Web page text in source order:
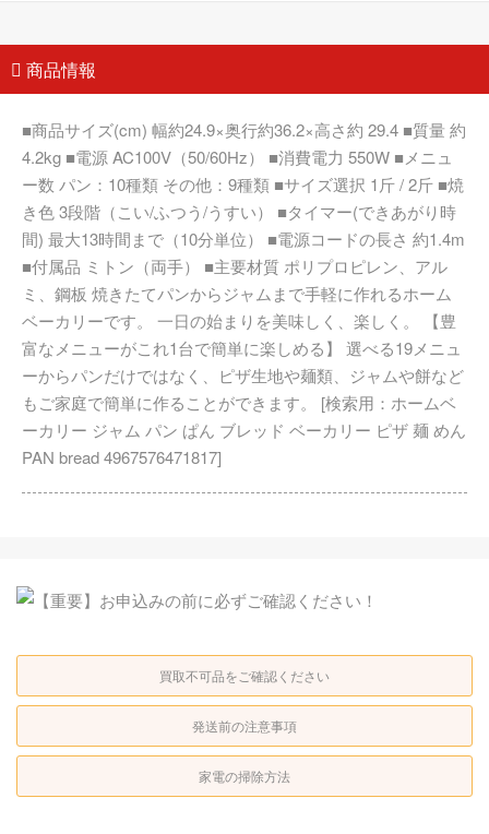
商品情報
■商品サイズ(cm) 幅約24.9×奥行約36.2×高さ約 29.4 ■質量 約
4.2kg ■電源 AC100V（50/60Hz） ■消費電力 550W ■メニュ
ー数 パン：10種類 その他：9種類 ■サイズ選択 1斤 / 2斤 ■焼
き色 3段階（こい/ふつう/うすい） ■タイマー(できあがり時
間) 最大13時間まで（10分単位） ■電源コードの長さ 約1.4m
■付属品 ミトン（両手） ■主要材質 ポリプロピレン、アル
ミ、鋼板 焼きたてパンからジャムまで手軽に作れるホーム
ベーカリーです。 一日の始まりを美味しく、楽しく。 【豊
富なメニューがこれ1台で簡単に楽しめる】 選べる19メニュ
ーからパンだけではなく、ピザ生地や麺類、ジャムや餅など
もご家庭で簡単に作ることができます。 [検索用：ホームベ
ーカリー ジャム パン ぱん ブレッド ベーカリー ピザ 麺 めん
PAN bread 4967576471817]
買取不可品をご確認ください
発送前の注意事項
家電の掃除方法